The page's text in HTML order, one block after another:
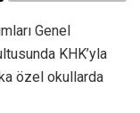
Genel
KHK’yla
özel okullarda